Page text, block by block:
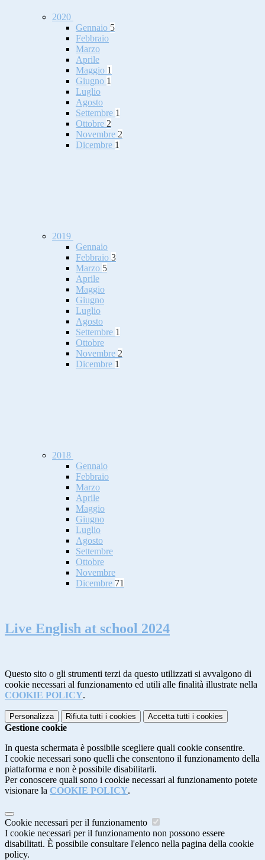
2020
Gennaio 5
Febbraio
Marzo
Aprile
Maggio 1
Giugno 1
Luglio
Agosto
Settembre 1
Ottobre 2
Novembre 2
Dicembre 1
2019
Gennaio
Febbraio 3
Marzo 5
Aprile
Maggio
Giugno
Luglio
Agosto
Settembre 1
Ottobre
Novembre 2
Dicembre 1
2018
Gennaio
Febbraio
Marzo
Aprile
Maggio
Giugno
Luglio
Agosto
Settembre
Ottobre
Novembre
Dicembre 71
Live English at school 2024
Questo sito o gli strumenti terzi da questo utilizzati si avvalgono di
cookie necessari al funzionamento ed utili alle finalità illustrate nella
COOKIE POLICY.
Personalizza Rifiuta tutti i cookies Accetta tutti i cookies
Gestione cookie
In questa schermata è possibile scegliere quali cookie consentire.
I cookie necessari sono quelli che consentono il funzionamento della
piattaforma e non è possibile disabilitarli.
Per conoscere quali sono i cookie necessari al funzionamento potete
visionare la COOKIE POLICY.
Cookie necessari per il funzionamento
I cookie necessari per il funzionamento non possono essere
disabilitati. È possibile consultare l'elenco nella pagina della cookie
policy.